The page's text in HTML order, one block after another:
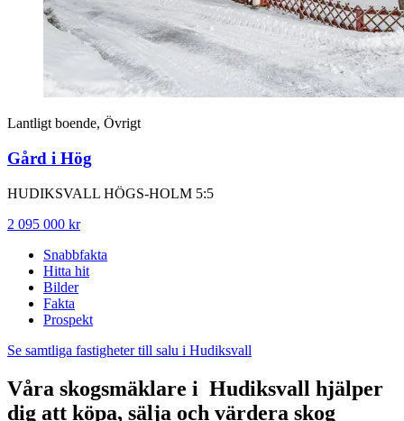
Lantligt boende, Övrigt
Gård i Hög
HUDIKSVALL HÖGS-HOLM 5:5
2 095 000 kr
Snabbfakta
Hitta hit
Bilder
Fakta
Prospekt
Se samtliga fastigheter till salu i Hudiksvall
Våra skogsmäklare i Hudiksvall hjälper
dig att köpa, sälja och värdera skog